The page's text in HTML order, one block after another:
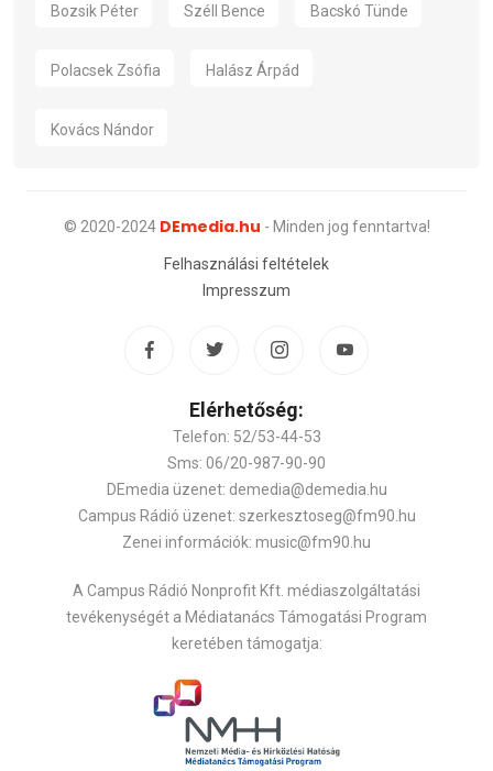
Bozsik Péter Széll Bence Bacskó Tünde
Polacsek Zsófia Halász Árpád
Kovács Nándor
© 2020-2024 DEmedia.hu - Minden jog fenntartva!
Felhasználási feltételek
Impresszum
Elérhetőség:
Telefon: 52/53-44-53
Sms: 06/20-987-90-90
DEmedia üzenet: demedia@demedia.hu
Campus Rádió üzenet: szerkesztoseg@fm90.hu
Zenei információk: music@fm90.hu
A Campus Rádió Nonprofit Kft. médiaszolgáltatási
tevékenységét a Médiatanács Támogatási Program
keretében támogatja: